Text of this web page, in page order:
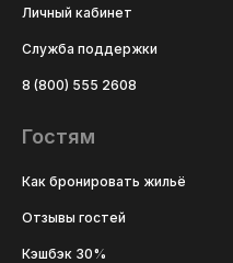
Личный кабинет
Служба поддержки
8 (800) 555 2608
Гостям
Как бронировать жильё
Отзывы гостей
Кэшбэк 30%